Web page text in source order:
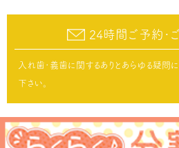
24時間ご予約･
入れ歯･義歯に関するありとあらゆる疑問
下さい。